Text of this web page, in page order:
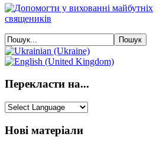
Перекласти на...
Нові матеріали